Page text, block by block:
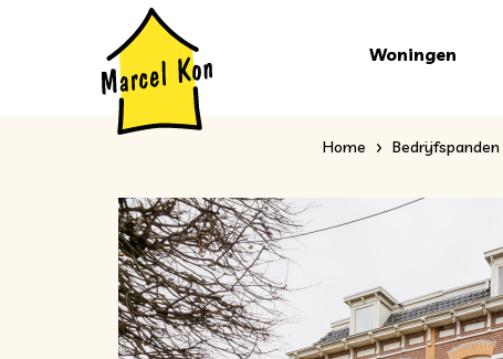
Woningen
Home Bedrijfspanden